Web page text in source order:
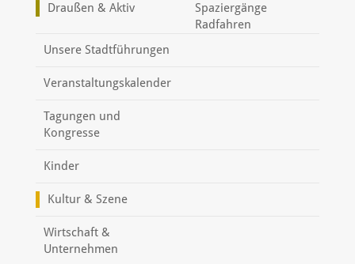
Draußen & Aktiv
Spaziergänge
Radfahren
Unsere Stadtführungen
Veranstaltungskalender
Tagungen und
Kongresse
Kinder
Kultur & Szene
Wirtschaft &
Unternehmen